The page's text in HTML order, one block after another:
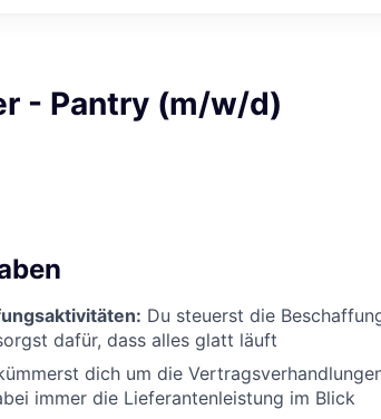
- Pantry (m/w/d)
Du steuerst die
dafür, dass alles glatt läuft
dich um die
immer die Lieferantenleistung im Blick